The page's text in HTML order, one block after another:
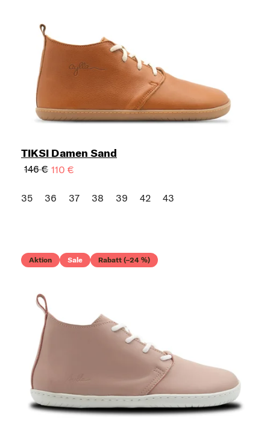
TIKSI Damen Sand
146 € 110 €
35 36 37 38 39 42 43
Aktion Sale Rabatt (–24 %)